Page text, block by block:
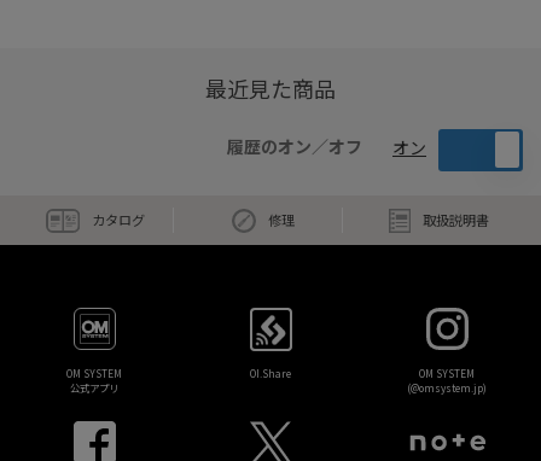
最近見た商品
履歴のオン／オフ オン
カタログ 修理 取扱説明書
OM SYSTEM
公式アプリ
OI.Share
OM SYSTEM
(@omsystem.jp)